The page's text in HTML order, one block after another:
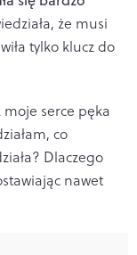
że musi
tylko klucz do
moje serce pęka
co
Dlaczego
nawet